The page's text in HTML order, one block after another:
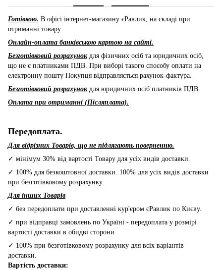
Готівкою. В офісі інтернет-магазину єРавлик, на складі при
отриманні товару.
Онлайн-оплата банківською картою на сайті.
Безготівковий розрахунокдля фізичних осіб та юридичних осіб,
що не є платниками ПДВ. При виборі такого способу оплати на
електронну пошту Покупця відправляється рахунок-фактура.
Безготівковий розрахунокдля юридичних осіб платників ПДВ.
Оплата при отриманні (Післяплата).
Передоплата.
Для відрізних Товарів, що не підлягають поверненню.
✓ мінімум 30% від вартості Товару для усіх видів доставки.
✓ 100% для безкоштовної доставки. 100% для усіх видів доставки
при безготівковому розрахунку.
Для інших Товарів
✓ без передоплати при доставленні кур'єром єРавлик по Києву.
✓ при відправці замовлень по Україні - передоплата у розмірі
вартості доставки в обидві сторони
✓ 100% при безготівковому розрахунку для всіх варіантів
доставки.
Вартість доставки: